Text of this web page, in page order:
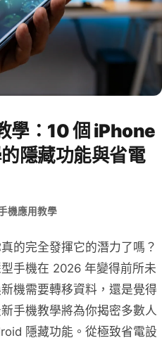
學：10 個 iPhone
隱藏功能與省電
機應用教學
的完全發揮它的潛力了嗎？
手機在 2026 年變得前所未
機需要轉移資料，還是覺得
手機教學將為你揭密多數人
隱藏功能。從極致省電設